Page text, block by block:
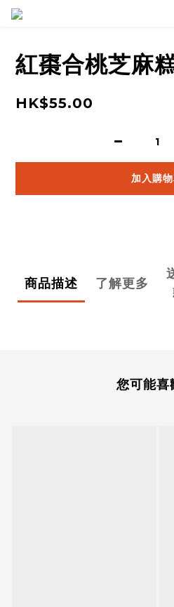
紅棗合桃芝麻
HK$55.00
加入購
商品描述 了解更多
您可能